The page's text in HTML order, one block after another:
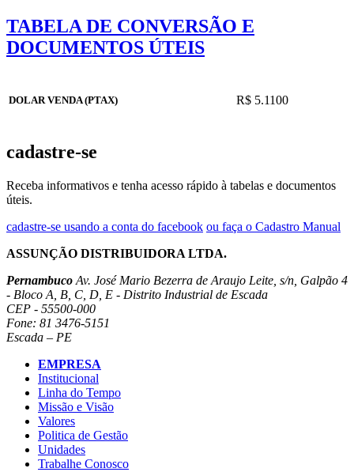
TABELA DE CONVERSÃO E
DOCUMENTOS ÚTEIS
DOLAR VENDA (PTAX) R$ 5.1100
cadastre-se
Receba informativos e tenha acesso rápido à tabelas e documentos
úteis.
cadastre-se usando a conta do facebook ou faça o Cadastro Manual
ASSUNÇÃO DISTRIBUIDORA LTDA.
Pernambuco Av. José Mario Bezerra de Araujo Leite, s/n, Galpão 4
- Bloco A, B, C, D, E - Distrito Industrial de Escada
CEP - 55500-000
Fone: 81 3476-5151
Escada – PE
EMPRESA
Institucional
Linha do Tempo
Missão e Visão
Valores
Politica de Gestão
Unidades
Trabalhe Conosco